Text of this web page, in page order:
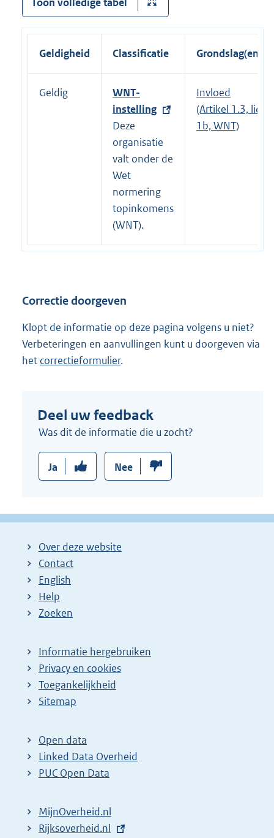
Geldigheid Classificatie Grondslag(en)
Geldig
E
x
t
e
r
n
e
l
i
n
WNT-
instelling
Deze
organisatie
valt onder de
Wet
normering
topinkomens
(WNT).
Invloed
(Artikel 1.3, lid
1b, WNT)
Correctie doorgeven
Klopt de informatie op deze pagina volgens u niet?
Verbeteringen en aanvullingen kunt u doorgeven via
het correctieformulier.
Deel uw feedback
Was dit de informatie die u zocht?
Ja Nee
Over deze website
Contact
English
Help
Zoeken
Informatie hergebruiken
Privacy en cookies
Toegankelijkheid
Sitemap
Open data
Linked Data Overheid
PUC Open Data
MijnOverheid.nl
E
Rijksoverheid.nl